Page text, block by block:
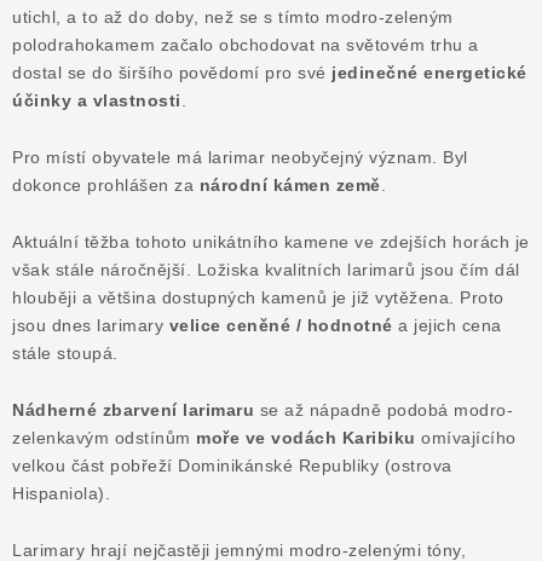
utichl, a to až do doby, než se s tímto modro-zeleným
polodrahokamem začalo obchodovat na světovém trhu a
dostal se do širšího povědomí pro své jedinečné energetické
účinky a vlastnosti
Pro místí obyvatele má larimar neobyčejný význam. Byl
dokonce prohlášen za národní kámen země
Aktuální těžba tohoto unikátního kamene ve zdejších horách je
však stále náročnější. Ložiska kvalitních larimarů jsou čím dál
hlouběji a většina dostupných kamenů je již vytěžena. Proto
jsou dnes larimary velice ceněné / hodnotné a jejich cena
stále stoupá.
Nádherné zbarvení larimaru se až nápadně podobá modro-
zelenkavým odstínům moře ve vodách Karibiku omívajícího
velkou část pobřeží Dominikánské Republiky (ostrova
Hispaniola).
Larimary hrají nejčastěji jemnými modro-zelenými tóny,